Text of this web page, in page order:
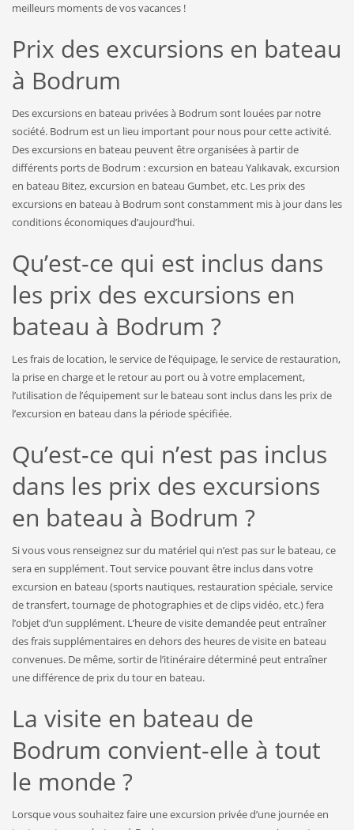
meilleurs moments de vos vacances !
Prix ​​​​des excursions en bateau
à Bodrum
Des excursions en bateau privées à Bodrum sont louées par notre
société. Bodrum est un lieu important pour nous pour cette activité.
Des excursions en bateau peuvent être organisées à partir de
différents ports de Bodrum : excursion en bateau Yalıkavak, excursion
en bateau Bitez, excursion en bateau Gumbet, etc. Les prix des
excursions en bateau à Bodrum sont constamment mis à jour dans les
conditions économiques d’aujourd’hui.
Qu’est-ce qui est inclus dans
les prix des excursions en
bateau à Bodrum ?
Les frais de location, le service de l’équipage, le service de restauration,
la prise en charge et le retour au port ou à votre emplacement,
l’utilisation de l’équipement sur le bateau sont inclus dans les prix de
l’excursion en bateau dans la période spécifiée.
Qu’est-ce qui n’est pas inclus
dans les prix des excursions
en bateau à Bodrum ?
Si vous vous renseignez sur du matériel qui n’est pas sur le bateau, ce
sera en supplément. Tout service pouvant être inclus dans votre
excursion en bateau (sports nautiques, restauration spéciale, service
de transfert, tournage de photographies et de clips vidéo, etc.) fera
l’objet d’un supplément. L’heure de visite demandée peut entraîner
des frais supplémentaires en dehors des heures de visite en bateau
convenues. De même, sortir de l’itinéraire déterminé peut entraîner
une différence de prix du tour en bateau.
La visite en bateau de
Bodrum convient-elle à tout
le monde ?
Lorsque vous souhaitez faire une excursion privée d’une journée en